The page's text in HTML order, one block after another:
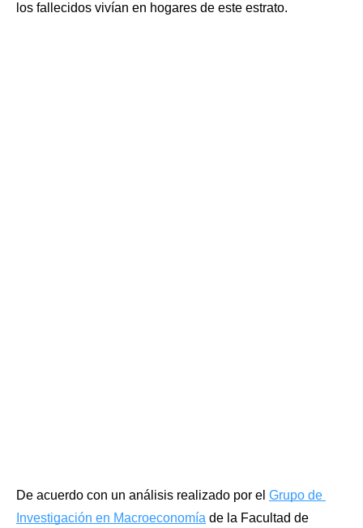
los fallecidos vivían en hogares de este estrato.
De acuerdo con un análisis realizado por el Grupo de
Investigación en Macroeconomía de la Facultad de